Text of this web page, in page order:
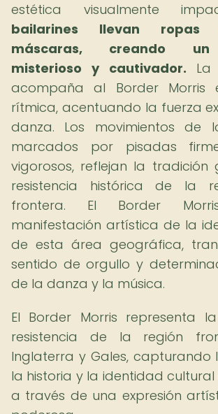
estética visualmente
bailarines llevan ropas
máscaras, creando un
misterioso y cautivador. La
acompaña al Border Morris
rítmica, acentuando la fuerza
danza. Los movimientos de
marcados por pisadas
vigorosos, reflejan la tradición
resistencia histórica de la
frontera. El Border
manifestación artística de la
de esta área geográfica,
sentido de orgullo y
de la danza y la música.
El Border Morris representa
resistencia de la región
Inglaterra y Gales, capturando
la historia y la identidad
a través de una expresión